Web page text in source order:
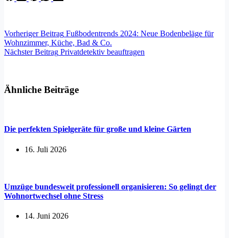
VorherigerBeitrag Fußbodentrends 2024: Neue Bodenbeläge für
Wohnzimmer, Küche, Bad & Co.
NächsterBeitrag Privatdetektiv beauftragen
Ähnliche Beiträge
Die perfekten Spielgeräte für große und kleine Gärten
16. Juli 2026
Umzüge bundesweit professionell organisieren: So gelingt der
Wohnortwechsel ohne Stress
14. Juni 2026